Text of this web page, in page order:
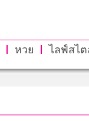
หวย ไลฟ์สไต